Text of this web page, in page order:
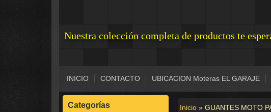
Nuestra colección completa de productos te
INICIO CONTACTO UBICACION Moteras EL GARAJE
Categorías Inicio» GUANTES MOTO